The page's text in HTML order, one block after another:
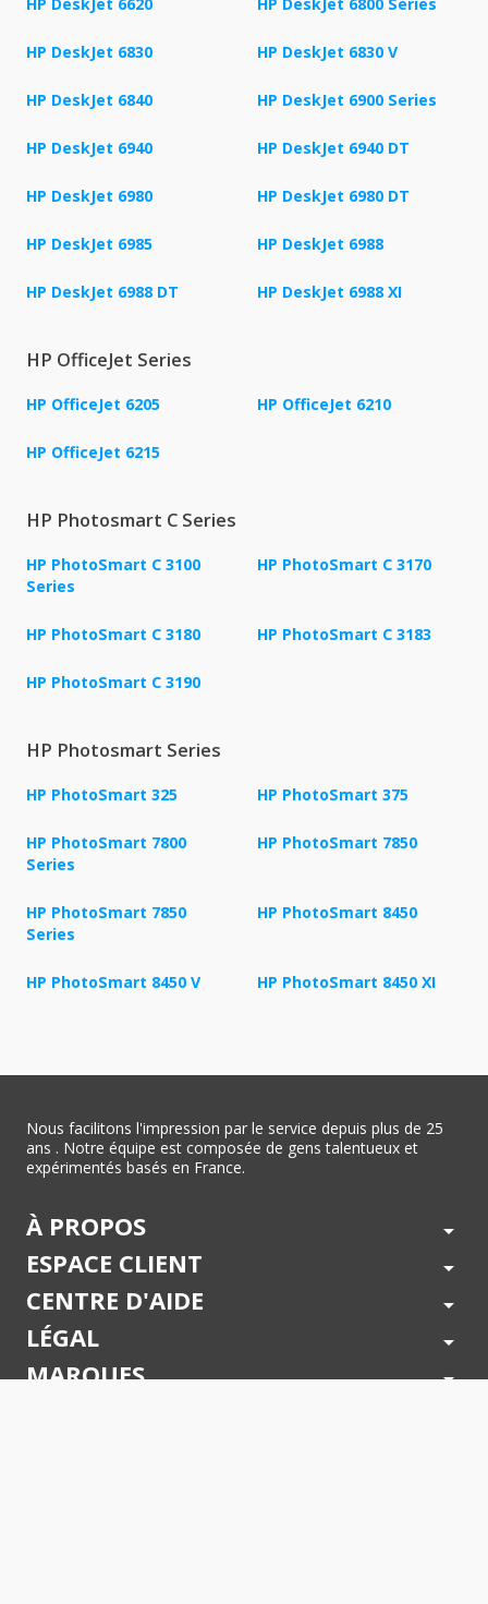
HP DeskJet 6830 HP DeskJet 6830 V
HP DeskJet 6840 HP DeskJet 6900 Series
HP DeskJet 6940 HP DeskJet 6940 DT
HP DeskJet 6980 HP DeskJet 6980 DT
HP DeskJet 6985 HP DeskJet 6988
HP DeskJet 6988 DT HP DeskJet 6988 XI
HP OfficeJet Series
HP OfficeJet 6205 HP OfficeJet 6210
HP OfficeJet 6215
HP Photosmart C Series
HP PhotoSmart C 3100
Series
HP PhotoSmart C 3170
HP PhotoSmart C 3180 HP PhotoSmart C 3183
HP PhotoSmart C 3190
HP Photosmart Series
HP PhotoSmart 325 HP PhotoSmart 375
HP PhotoSmart 7800
Series
HP PhotoSmart 7850
HP PhotoSmart 7850
Series
HP PhotoSmart 8450
HP PhotoSmart 8450 V HP PhotoSmart 8450 XI
Nous facilitons l'impression par le service depuis plus de 25
ans . Notre équipe est composée de gens talentueux et
expérimentés basés en France.
À PROPOS arrow_drop_down
ESPACE CLIENT arrow_drop_down
CENTRE D'AIDE arrow_drop_down
LÉGAL arrow_drop_down
MARQUES arrow_drop_down